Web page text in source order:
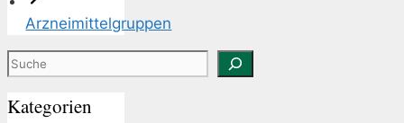
Arzneimittelgruppen
Suchen
Kategorien